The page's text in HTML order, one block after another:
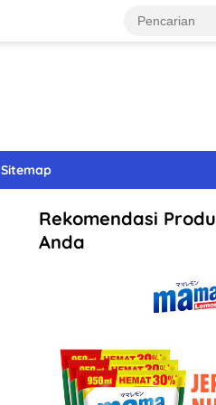
Sitemap
Rekomendasi
Anda